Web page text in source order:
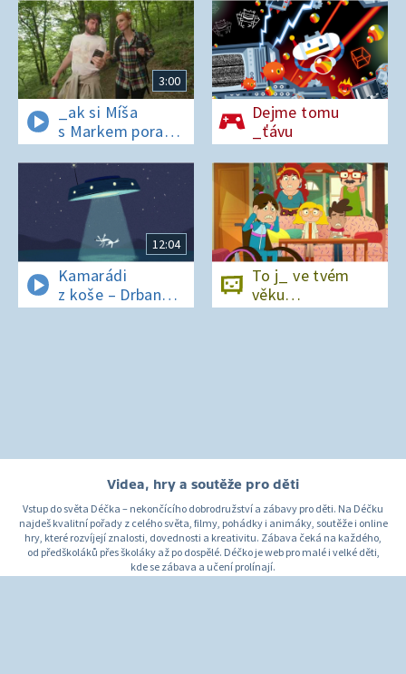
3:00
_ak si Míša
s Markem poradí
v lese bez
si_nálu?
Dejme tomu
_ťávu
12:04
Kamarádi
z koše – Drban
a UFO
To j_ ve tvém
věku…
Videa, hry a soutěže pro děti
Vstup do světa Déčka – nekončícího dobrodružství a zábavy pro děti. Na Déčku
najdeš kvalitní pořady z celého světa, filmy, pohádky i animáky, soutěže i online
hry, které rozvíjejí znalosti, dovednosti a kreativitu. Zábava čeká na každého,
od předškoláků přes školáky až po dospělé. Déčko je web pro malé i velké děti,
kde se zábava a učení prolínají.